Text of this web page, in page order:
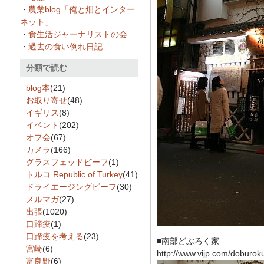
■南部どぶろく家
http://www.vijp.com/
・ 農業blog「俺と畑とインター
ネット」
・ 食生活ジャーナリストの会
・ 過去の食い倒れ日記
分類で読む
blog本(21)
お取り寄せ(48)
イギリス(8)
イベント (202)
オフ会(67)
カメラ(166)
グラスフェッドビーフ(1)
トルコ Republic of Turkey(41)
ドライエージングビーフ(30)
メルマガ(27)
出張(1020)
口蹄疫(1)
口蹄疫を考える(23)
宮崎(6)
富良野(6)